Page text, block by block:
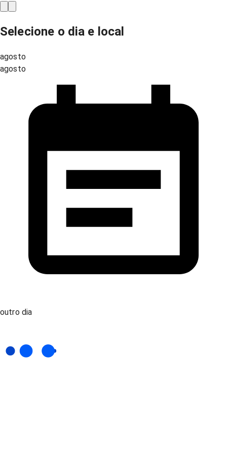
Selecione o dia e local
agosto
agosto
outro dia